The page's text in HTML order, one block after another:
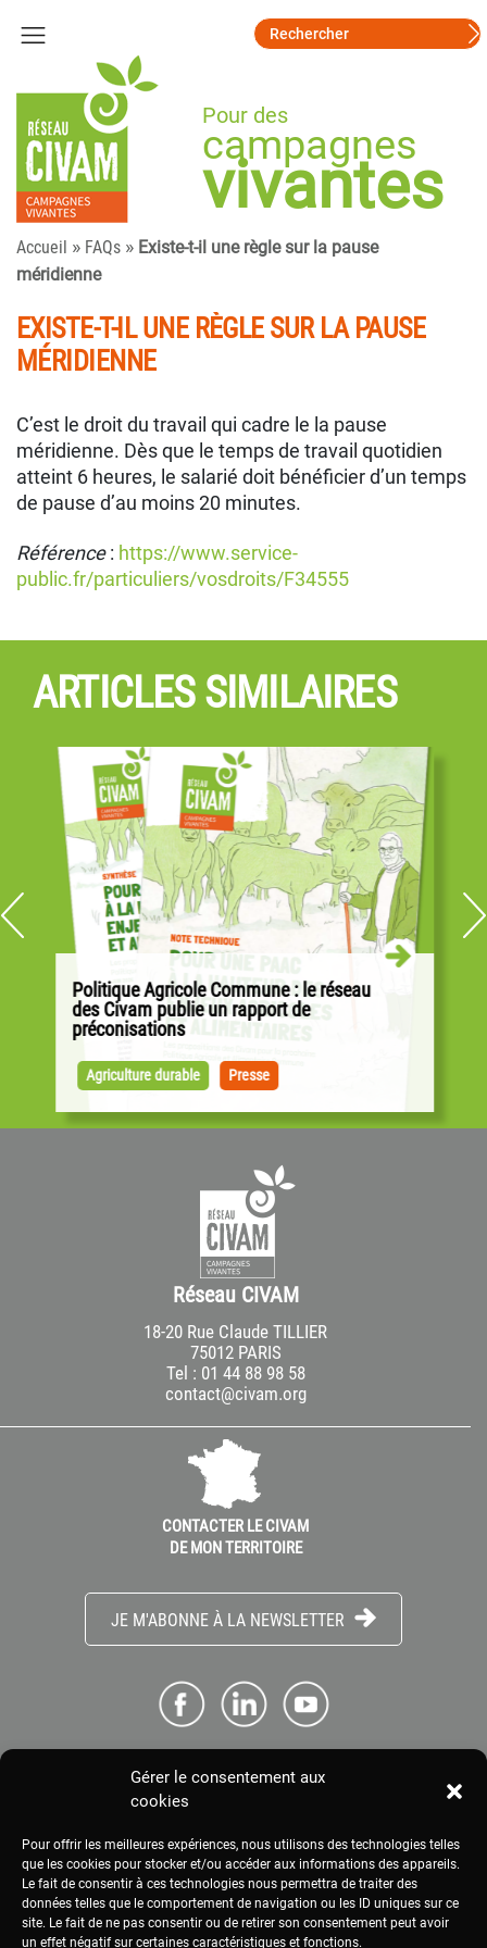
Gérer le consentement aux
cookies
Pour offrir les meilleures expériences, nous utilisons des technologies telles
que les cookies pour stocker et/ou accéder aux informations des appareils.
Le fait de consentir à ces technologies nous permettra de traiter des
données telles que le comportement de navigation ou les ID uniques sur ce
site. Le fait de ne pas consentir ou de retirer son consentement peut avoir
un effet négatif sur certaines caractéristiques et fonctions.
Pour des
campagnes
vivantes
Accueil » FAQs » Existe-t-il une règle sur la pause
méridienne
EXISTE-T-IL UNE RÈGLE SUR LA PAUSE
MÉRIDIENNE
C’est le droit du travail qui cadre le la pause
méridienne. Dès que le temps de travail quotidien
atteint 6 heures, le salarié doit bénéficier d’un temps
de pause d’au moins 20 minutes.
Référence: https://www.service-
public.fr/particuliers/vosdroits/F34555
ARTICLES SIMILAIRES
Politique Agricole Commune : le réseau
des Civam publie un rapport de
préconisations
débuté sur la base des propositions de la
Commission européenne, les Civam publient...
Agriculture durable Presse
Réseau CIVAM
18-20 Rue Claude TILLIER
75012 PARIS
Tel : 01 44 88 98 58
contact@civam.org
CONTACTER LE CIVAM
DE MON TERRITOIRE
JE M'ABONNE À LA NEWSLETTER
ME CONNECTER
ESPACE PRESSE
MENTIONS LÉGALES